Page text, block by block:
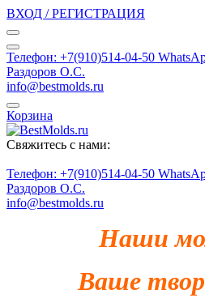
ВХОД / РЕГИСТРАЦИЯ
Телефон: +7(910)514-04-50
Раздоров О.С.
info@bestmolds.ru
Корзина
Свяжитесь с нами:
Телефон: +7(910)514-04-50
Раздоров О.С.
info@bestmolds.ru
Наши
Ваше